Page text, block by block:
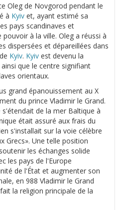
Oleg de Novgorod pendant le
à Kyiv et, ayant estimé sa
pays scandinaves et
à la ville. Oleg a réussi à
dispersées et dépareillées dans
Kyiv. Kyiv est devenu la
que le centre signifiant
orientaux.
grand épanouissement au Х
du prince Vladimir le Grand.
de la mer Baltique à
était assuré aux frais du
s'installait sur la voie célèbre
Grecs». Une telle position
les échanges solide
les pays de l'Europe
de l'État et augmenter son
en 988 Vladimir le Grand
la religion principale de la